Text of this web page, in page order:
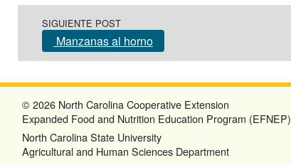
Post navigation
SIGUIENTE POST
Manzanas al horno
© 2026 North Carolina Cooperative Extension
Expanded Food and Nutrition Education Program (EFNEP)
North Carolina State University
Agricultural and Human Sciences Department